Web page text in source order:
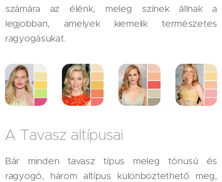
számára az élénk, meleg színek állnak a
legjobban, amelyek kiemelik természetes
ragyogásukat.
A Tavasz altípusai
Bár minden tavasz típus meleg tónusú és
ragyogó, három altípus különböztethető meg,